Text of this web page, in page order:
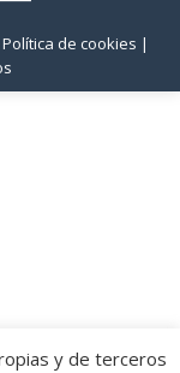
de cookies |
y de terceros